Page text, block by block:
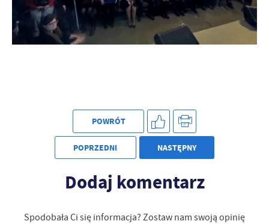
POWRÓT
POPRZEDNI NASTĘPNY
Dodaj komentarz
Spodobała Ci się informacja? Zostaw nam swoją opinię